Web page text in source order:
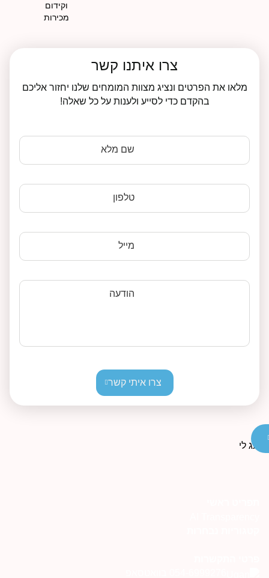
וקידום
מכירות
צרו איתנו קשר
מלאו את הפרטים ונציג מצוות המומחים שלנו יחזור אליכם
בהקדם כדי לסייע ולענות על כל שאלה!
שם מלא
טלפון
מייל
הודעה
צרו איתי קשר